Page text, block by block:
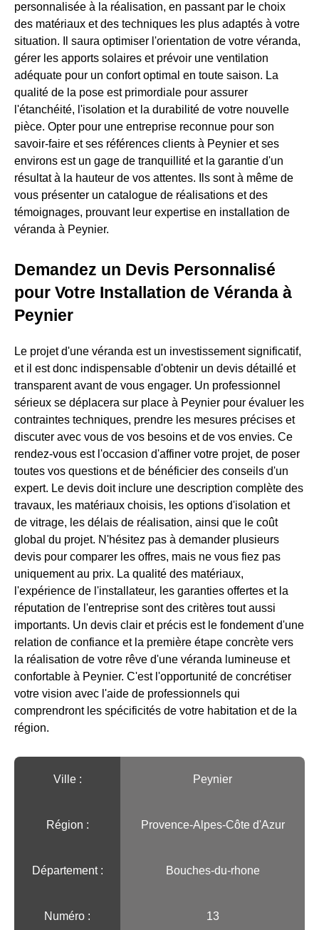
personnalisée à la réalisation, en passant par le choix
des matériaux et des techniques les plus adaptés à votre
situation. Il saura optimiser l'orientation de votre véranda,
gérer les apports solaires et prévoir une ventilation
adéquate pour un confort optimal en toute saison. La
qualité de la pose est primordiale pour assurer
l'étanchéité, l'isolation et la durabilité de votre nouvelle
pièce. Opter pour une entreprise reconnue pour son
savoir-faire et ses références clients à Peynier et ses
environs est un gage de tranquillité et la garantie d'un
résultat à la hauteur de vos attentes. Ils sont à même de
vous présenter un catalogue de réalisations et des
témoignages, prouvant leur expertise en installation de
véranda à Peynier.
Demandez un Devis Personnalisé
pour Votre Installation de Véranda à
Peynier
Le projet d'une véranda est un investissement significatif,
et il est donc indispensable d'obtenir un devis détaillé et
transparent avant de vous engager. Un professionnel
sérieux se déplacera sur place à Peynier pour évaluer les
contraintes techniques, prendre les mesures précises et
discuter avec vous de vos besoins et de vos envies. Ce
rendez-vous est l'occasion d'affiner votre projet, de poser
toutes vos questions et de bénéficier des conseils d'un
expert. Le devis doit inclure une description complète des
travaux, les matériaux choisis, les options d'isolation et
de vitrage, les délais de réalisation, ainsi que le coût
global du projet. N'hésitez pas à demander plusieurs
devis pour comparer les offres, mais ne vous fiez pas
uniquement au prix. La qualité des matériaux,
l'expérience de l'installateur, les garanties offertes et la
réputation de l'entreprise sont des critères tout aussi
importants. Un devis clair et précis est le fondement d'une
relation de confiance et la première étape concrète vers
la réalisation de votre rêve d'une véranda lumineuse et
confortable à Peynier. C'est l'opportunité de concrétiser
votre vision avec l'aide de professionnels qui
comprendront les spécificités de votre habitation et de la
région.
Ville :️ Peynier
Région :️ Provence-Alpes-Côte d'Azur
Département : Bouches-du-rhone
Numéro : 13